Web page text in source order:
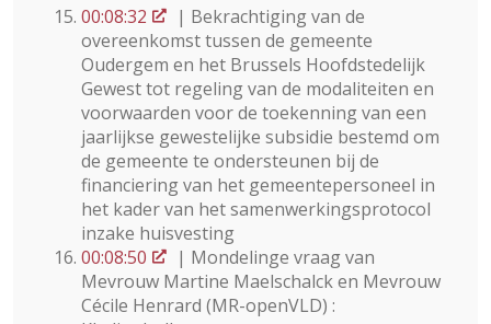
00:08:32
| Bekrachtiging van de
overeenkomst tussen de gemeente
Oudergem en het Brussels Hoofdstedelijk
Gewest tot regeling van de modaliteiten en
voorwaarden voor de toekenning van een
jaarlijkse gewestelijke subsidie bestemd om
de gemeente te ondersteunen bij de
financiering van het gemeentepersoneel in
het kader van het samenwerkingsprotocol
inzake huisvesting
00:08:50
| Mondelinge vraag van
Mevrouw Martine Maelschalck en Mevrouw
Cécile Henrard (MR-openVLD) :